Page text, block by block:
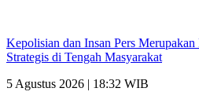
Kepolisian dan Insan Pers
Strategis di Tengah Masyarakat
5 Agustus 2026 | 18:32 WIB